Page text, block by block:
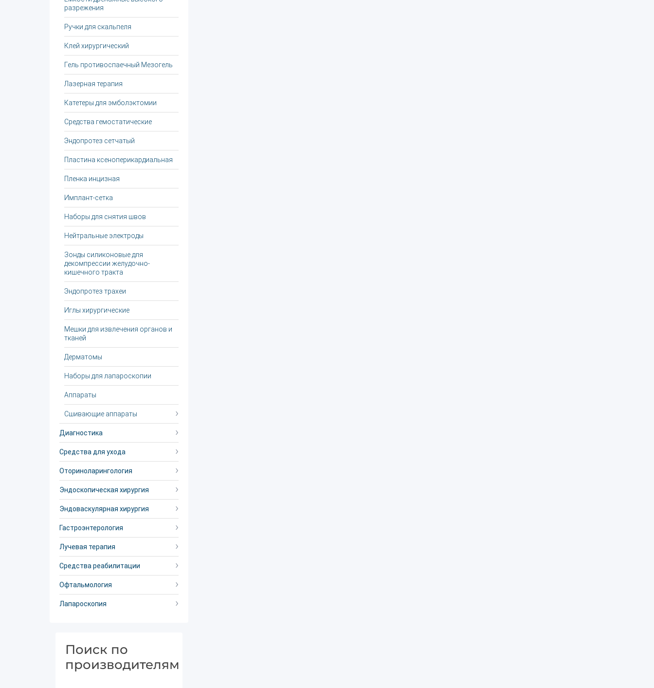
разрежения
Ручки для скальпеля
Клей хирургический
Гель противоспаечный Мезогель
Лазерная терапия
Катетеры для эмболэктомии
Средства гемостатические
Эндопротез сетчатый
Пластина ксеноперикардиальная
Пленка инцизная
Имплант-сетка
Наборы для снятия швов
Нейтральные электроды
Зонды силиконовые для
декомпрессии желудочно-
кишечного тракта
Эндопротез трахеи
Иглы хирургические
Мешки для извлечения органов и
тканей
Дерматомы
Наборы для лапароскопии
Аппараты
Сшивающие аппараты
Диагностика
Средства для ухода
Оториноларингология
Эндоскопическая хирургия
Эндоваскулярная хирургия
Гастроэнтерология
Лучевая терапия
Средства реабилитации
Офтальмология
Лапароскопия
Поиск по
производителям